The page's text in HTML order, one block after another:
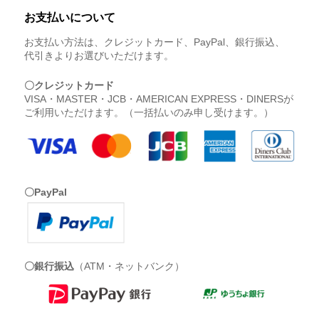
お支払いについて
お支払い方法は、クレジットカード、PayPal、銀行振込、
代引きよりお選びいただけます。
〇クレジットカード
VISA・MASTER・JCB・AMERICAN EXPRESS・DINERSが
ご利用いただけます。（一括払いのみ申し受けます。）
〇PayPal
〇銀行振込 （ATM・ネットバンク）